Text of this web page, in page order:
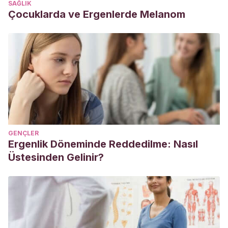
Kawano, A., Matsuda, T., & Xiao, L.
social en Japón. Pedagogia Social Revista
Interuniversitaria.
https://recyt.fecyt.es/index.php/PSRI/article/view/44165
Gainey, Peter & Andressen, Curtis.
(2002). The
Japanese Education System: Globalisation and International
Education. Japanese Studies. 22. 153-167.
10.1080/1037139022000016564.
https://www.tandfonline.com/doi/pdf/10.1080/
Damian J. Rivers
and the treatment of diversity within Japanese higher
Management, 32:5, 441-454.
https://www.tandfonline.com/doi/abs/10.1080/
SAĞLIK
Çocuklarda ve Ergenlerde Melanom
GENÇLER
Ergenlik Döneminde Reddedilme: Nasıl
Üstesinden Gelinir?